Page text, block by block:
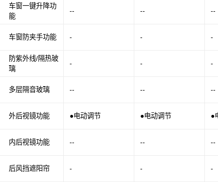
车窗一键升降功
能
车窗防夹手功能
防紫外线/隔热玻
璃
多层隔音玻璃
外后视镜功能
内后视镜功能
后风挡遮阳帘
-- -- --
- - -
- - -
-- -- --
●电动调节 ●电动调节 ●
-- -- --
- - -